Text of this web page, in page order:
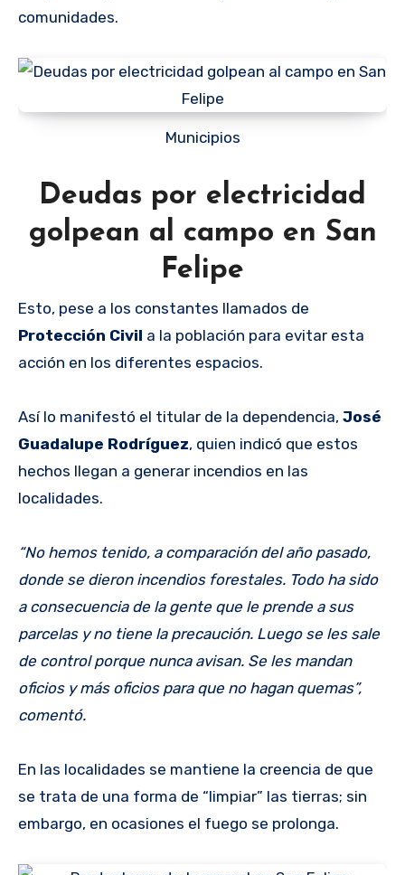
comunidades.
Municipios
Deudas por electricidad
golpean al campo en San
Felipe
Esto, pese a los constantes llamados de
Protección Civil a la población para evitar esta
acción en los diferentes espacios.
Así lo manifestó el titular de la dependencia, José
Guadalupe Rodríguez, quien indicó que estos
hechos llegan a generar incendios en las
localidades.
“No hemos tenido, a comparación del año pasado,
donde se dieron incendios forestales. Todo ha sido
a consecuencia de la gente que le prende a sus
parcelas y no tiene la precaución. Luego se les sale
de control porque nunca avisan. Se les mandan
oficios y más oficios para que no hagan quemas”,
comentó.
En las localidades se mantiene la creencia de que
se trata de una forma de “limpiar” las tierras; sin
embargo, en ocasiones el fuego se prolonga.